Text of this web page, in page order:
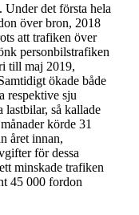
det första hela
över bron, 2018
att trafiken över
personbilstrafiken
till maj 2019,
ökade både
respektive sju
lastbilar, så kallade
körde 31
året innan,
för dessa
minskade trafiken
45 000 fordon